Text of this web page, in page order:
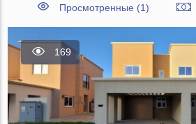
Просмотренные (1)
169